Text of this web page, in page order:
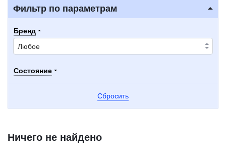
Фильтр по параметрам
Бренд
Состояние
Сбросить
Ничего не найдено